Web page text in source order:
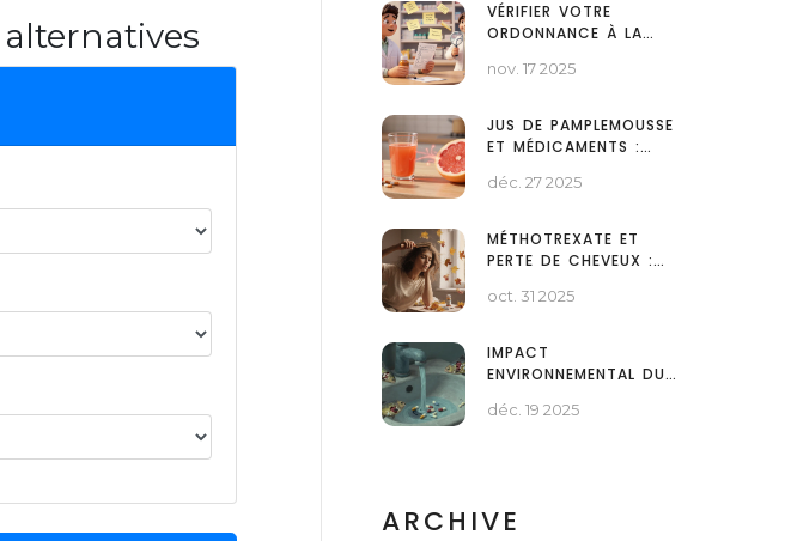
VÉRIFIER VOTRE
ORDONNANCE À LA
CHECKLIST DU PATIENT
ERREURS
nov. 17 2025
JUS DE PAMPLEMOUSSE
ET MÉDICAMENTS :
INTERACTIONS
déc. 27 2025
MÉTHOTREXATE ET
PERTE DE CHEVEUX :
PRATIQUES
oct. 31 2025
IMPACT
ENVIRONNEMENTAL DU
MÉDICAMENTS ET
déc. 19 2025
ARCHIVE